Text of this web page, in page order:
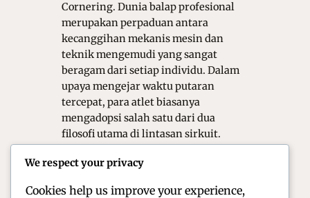
Cornering. Dunia balap profesional
merupakan perpaduan antara
kecanggihan mekanis mesin dan
teknik mengemudi yang sangat
beragam dari setiap individu. Dalam
upaya mengejar waktu putaran
tercepat, para atlet biasanya
mengadopsi salah satu dari dua
filosofi utama di lintasan sirkuit.
gaya late braking melawan smooth
We respect your privacy
Cookies help us improve your experience,